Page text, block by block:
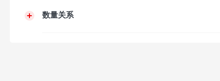
数量关系